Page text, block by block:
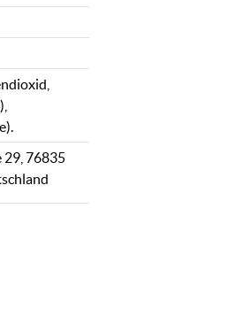
29, 76835